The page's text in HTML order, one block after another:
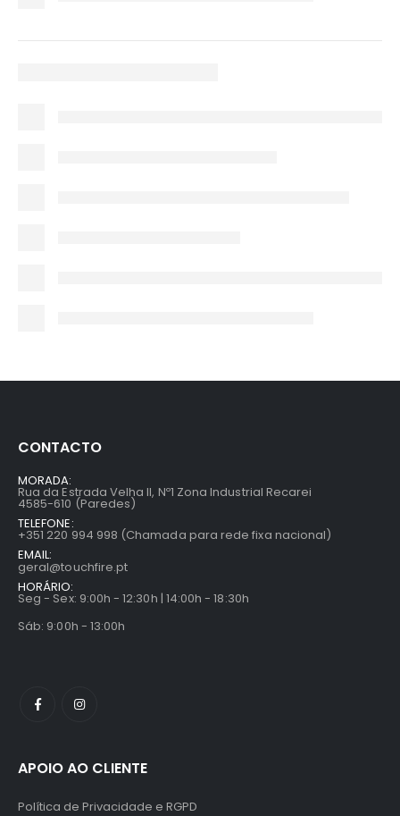
CONTACTO
MORADA:
Rua da Estrada Velha II, Nº1 Zona Industrial Recarei
4585-610 (Paredes)
TELEFONE:
+351 220 994 998 (Chamada para rede fixa nacional)
EMAIL:
geral@touchfire.pt
HORÁRIO:
Seg - Sex: 9:00h - 12:30h | 14:00h - 18:30h
Sáb: 9:00h - 13:00h
APOIO AO CLIENTE
Política de Privacidade e RGPD